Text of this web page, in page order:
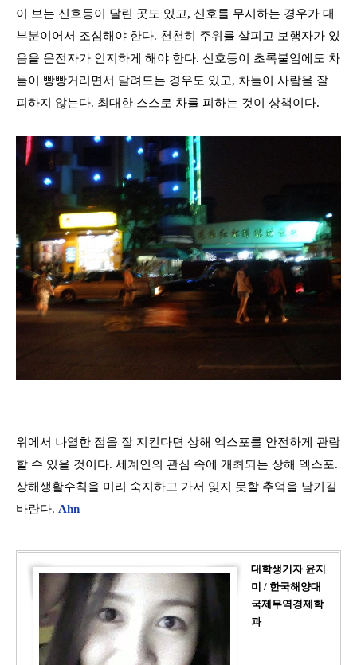
이 보는 신호등이 달린 곳도 있고, 신호를 무시하는 경우가 대
부분이어서 조심해야 한다. 천천히 주위를 살피고 보행자가 있
음을 운전자가 인지하게 해야 한다. 신호등이 초록불임에도 차
들이 빵빵거리면서 달려드는 경우도 있고, 차들이 사람을 잘
피하지 않는다. 최대한 스스로 차를 피하는 것이 상책이다.
위에서 나열한 점을 잘 지킨다면 상해 엑스포를 안전하게 관람
할 수 있을 것이다. 세계인의 관심 속에 개최되는 상해 엑스포.
상해생활수칙을 미리 숙지하고 가서 잊지 못할 추억을 남기길
바란다. Ahn
대학생기자 윤지
미 / 한국해양대
국제무역경제학
과